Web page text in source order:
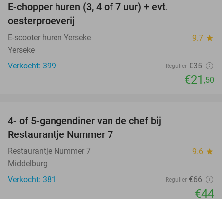
E-chopper huren (3, 4 of 7 uur) + evt.
oesterproeverij
E-scooter huren Yerseke 9.7 star
Yerseke
Verkocht: 399
Regulier €35
€21 ,50
4- of 5-gangendiner van de chef bij
Restaurantje Nummer 7
Restaurantje Nummer 7 9.6 star
Middelburg
Verkocht: 381
Regulier €66
€44